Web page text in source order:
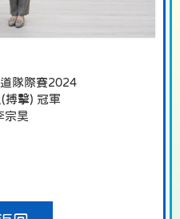
隊際賽2024
搏擊) 冠軍
宗昊